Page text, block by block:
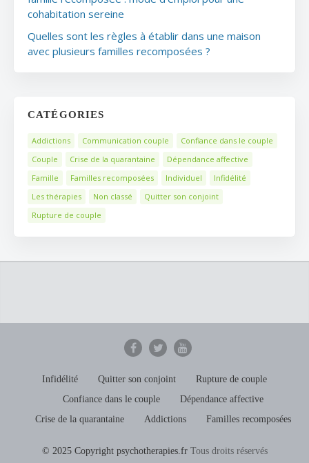
cohabitation sereine
Quelles sont les règles à établir dans une maison
avec plusieurs familles recomposées ?
CATÉGORIES
Addictions Communication couple
Confiance dans le couple
Couple
Crise de la quarantaine
Dépendance affective
Famille
Familles recomposées Individuel
Infidélité
Les thérapies
Non classé
Quitter son conjoint
Rupture de couple
Infidélité Quitter son conjoint
Rupture de couple
Confiance dans le couple
Dépendance affective
Crise de la quarantaine
Addictions Familles recomposées
© 2025 Copyright psychotherapies.frTous droits réservés